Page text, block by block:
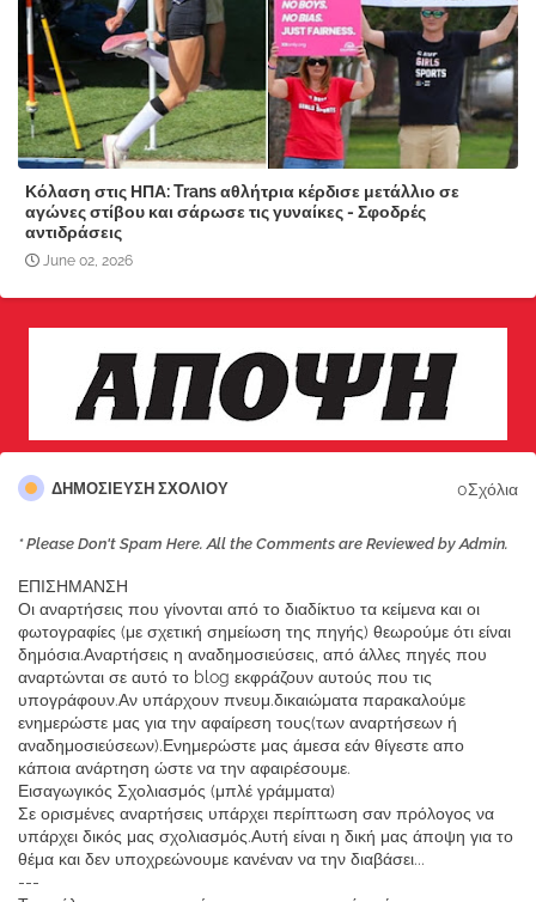
Κόλαση στις ΗΠΑ: Trans αθλήτρια κέρδισε μετάλλιο σε
αγώνες στίβου και σάρωσε τις γυναίκες - Σφοδρές
αντιδράσεις
June 02, 2026
ΔΗΜΟΣΊΕΥΣΗ ΣΧΟΛΊΟΥ 0Σχόλια
* Please Don't Spam Here. All the Comments are Reviewed by Admin.
ΕΠΙΣΗΜΑΝΣΗ
Οι αναρτήσεις που γίνονται από το διαδίκτυο τα κείμενα και οι
φωτογραφίες (με σχετική σημείωση της πηγής) θεωρούμε ότι είναι
δημόσια.Αναρτήσεις η αναδημοσιεύσεις, από άλλες πηγές που
αναρτώνται σε αυτό το blog εκφράζουν αυτούς που τις
υπογράφουν.Αν υπάρχουν πνευμ.δικαιώματα παρακαλούμε
ενημερώστε μας για την αφαίρεση τους(των αναρτήσεων ή
αναδημοσιεύσεων).Ενημερώστε μας άμεσα εάν θίγεστε απο
κάποια ανάρτηση ώστε να την αφαιρέσουμε.
Εισαγωγικός Σχολιασμός (μπλέ γράμματα)
Σε ορισμένες αναρτήσεις υπάρχει περίπτωση σαν πρόλογος να
υπάρχει δικός μας σχολιασμός.Αυτή είναι η δική μας άποψη για το
θέμα και δεν υποχρεώνουμε κανέναν να την διαβάσει...
---